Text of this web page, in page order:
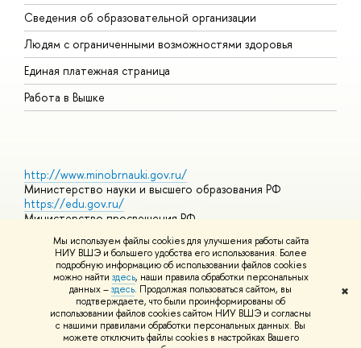
Мы используем файлы cookies для улучшения работы сайта
НИУ ВШЭ и большего удобства его использования. Более
подробную информацию об использовании файлов cookies
можно найти здесь, наши правила обработки персональных
данных –здесь. Продолжая пользоваться сайтом, вы
подтверждаете, что были проинформированы об
использовании файлов cookies сайтом НИУ ВШЭ и согласны
с нашими правилами обработки персональных данных. Вы
можете отключить файлы cookies в настройках Вашего
✖
Сведения об образовательной организации
Людям с ограниченными возможностями здоровья
Единая платежная страница
Работа в Вышке
http://www.minobrnauki.gov.ru/
Министерство науки и высшего образования РФ
https://edu.gov.ru/
Министерство просвещения РФ
https://elearning.hse.ru/mooc
Массовые открытые онлайн-курсы
© НИУ ВШЭ 1993–2026 Адреса и контактыУсловия
использования материалов Политика конфиденциальности
Шрифты HSE Sans и HSE Slab разработаны вШколе дизайна НИУ